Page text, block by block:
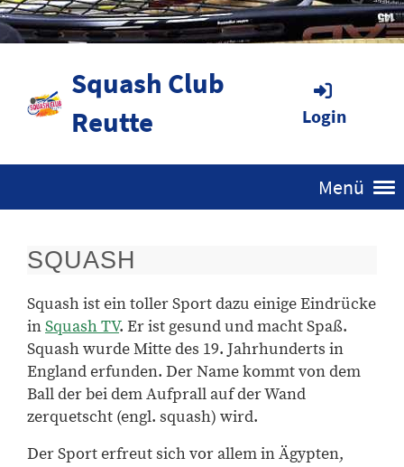
Squash Club
Reutte
Login
Menü
SQUASH
Squash ist ein toller Sport dazu einige Eindrücke
inSquash TV. Er ist gesund und macht Spaß.
Squash wurde Mitte des 19. Jahrhunderts in
England erfunden. Der Name kommt von dem
Ball der bei dem Aufprall auf der Wand
zerquetscht (engl. squash) wird.
​Der Sport erfreut sich vor allem in Ägypten,